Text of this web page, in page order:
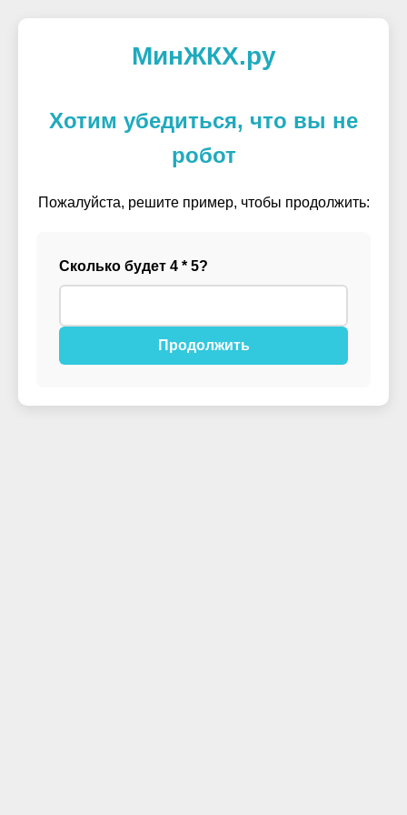
МинЖКХ.ру
Хотим убедиться, что вы не
робот
Пожалуйста, решите пример, чтобы продолжить:
Сколько будет 4 * 5?
Продолжить